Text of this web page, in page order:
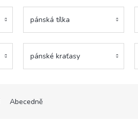
pánská tílka
pánské kraťasy
Abecedně